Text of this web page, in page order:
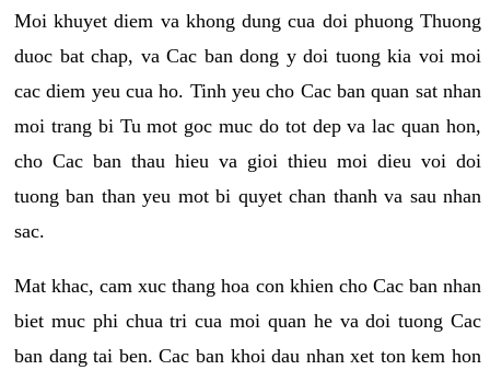
Moi khuyet diem va khong dung cua doi phuong Thuong
duoc bat chap, va Cac ban dong y doi tuong kia voi moi
cac diem yeu cua ho. Tinh yeu cho Cac ban quan sat nhan
moi trang bi Tu mot goc muc do tot dep va lac quan hon,
cho Cac ban thau hieu va gioi thieu moi dieu voi doi
tuong ban than yeu mot bi quyet chan thanh va sau nhan
sac.
Mat khac, cam xuc thang hoa con khien cho Cac ban nhan
biet muc phi chua tri cua moi quan he va doi tuong Cac
ban dang tai ben. Cac ban khoi dau nhan xet ton kem hon